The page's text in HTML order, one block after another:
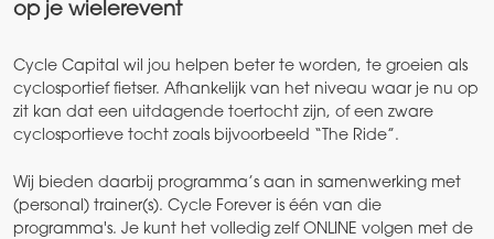
op je wielerevent
Cycle Capital wil jou helpen beter te worden, te groeien als
cyclosportief fietser. Afhankelijk van het niveau waar je nu op
zit kan dat een uitdagende toertocht zijn, of een zware
cyclosportieve tocht zoals bijvoorbeeld “The Ride”.
Wij bieden daarbij programma’s aan in samenwerking met
(personal) trainer(s). Cycle Forever is één van die
programma's. Je kunt het volledig zelf ONLINE volgen met de